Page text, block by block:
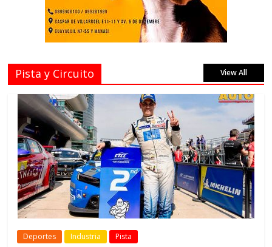
Pista y Circuito View All
Deportes Industria Pista